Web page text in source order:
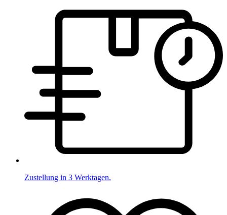
Zustellung in 3 Werktagen.